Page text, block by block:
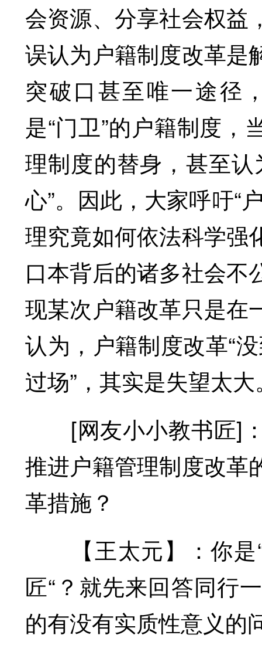
会资源、分享社会权益
误认为户籍制度改革是
突破口甚至唯一途径
是“门卫”的户籍制度
理制度的替身，甚至
心”。因此，大家呼吁“
理究竟如何依法科学强
口本背后的诸多社会不
现某次户籍改革只是在
认为，户籍制度改革“
过场”，其实是失望太大
[网友小小教书匠]：
推进户籍管理制度改革
革措施？
【王太元】：你是“
匠“？就先来回答同行
的有没有实质性意义的